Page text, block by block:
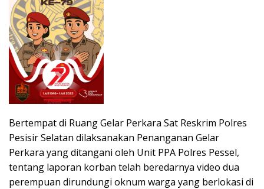
Bertempat di Ruang Gelar Perkara Sat Reskrim Polres
Pesisir Selatan dilaksanakan Penanganan Gelar
Perkara yang ditangani oleh Unit PPA Polres Pessel,
tentang laporan korban telah beredarnya video dua
perempuan dirundungi oknum warga yang berlokasi di